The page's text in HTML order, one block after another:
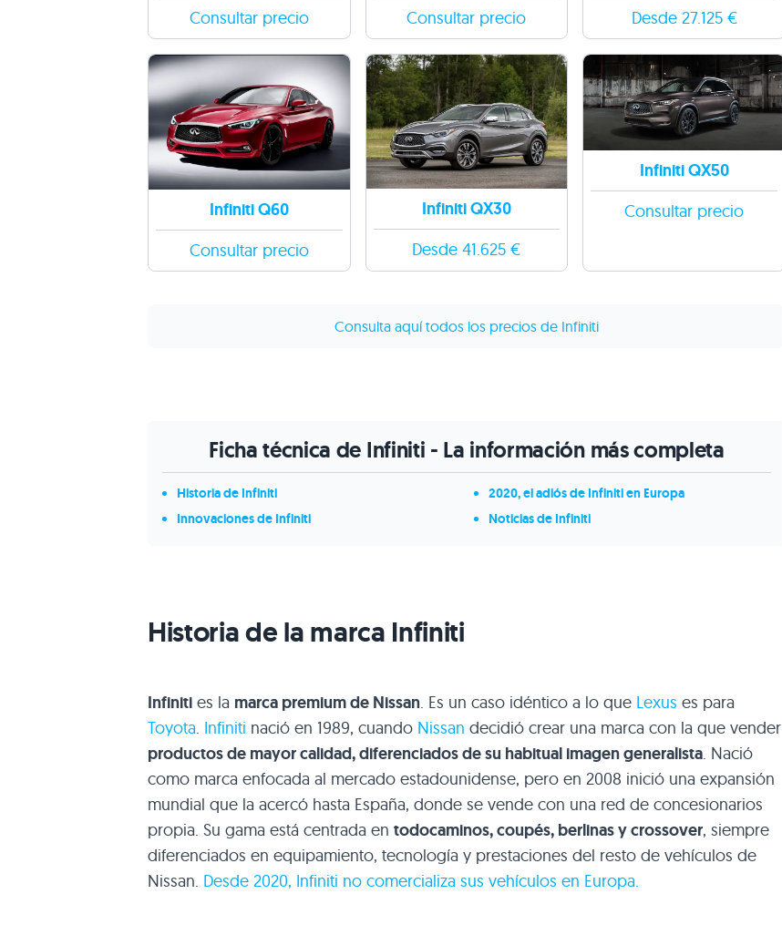
Consultar precio Consultar precio Desde 27.125 €
Infiniti Q60
Consultar precio
Infiniti QX30
Desde 41.625 €
Infiniti QX50
Consultar precio
Consulta aquí todos los precios de Infiniti
Ficha técnica de Infiniti - La información más completa
Historia de Infiniti
Innovaciones de Infiniti
2020, el adiós de Infiniti en Europa
Noticias de Infiniti
Historia de la marca Infiniti
Infiniti es la marca premium de Nissan. Es un caso idéntico a lo que Lexus es para
Toyota. Infiniti nació en 1989, cuando Nissan decidió crear una marca con la que vender
productos de mayor calidad, diferenciados de su habitual imagen generalista. Nació
como marca enfocada al mercado estadounidense, pero en 2008 inició una expansión
mundial que la acercó hasta España, donde se vende con una red de concesionarios
propia. Su gama está centrada en todocaminos, coupés, berlinas y crossover, siempre
diferenciados en equipamiento, tecnología y prestaciones del resto de vehículos de
Nissan. Desde 2020, Infiniti no comercializa sus vehículos en Europa.